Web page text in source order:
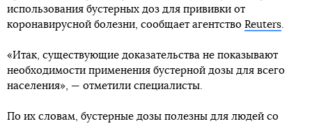
использования бустерных доз для прививки от
коронавирусной болезни, сообщает агентство Reuters.
«Итак, существующие доказательства не показывают
необходимости применения бустерной дозы для всего
населения», — отметили специалисты.
По их словам, бустерные дозы полезны для людей со